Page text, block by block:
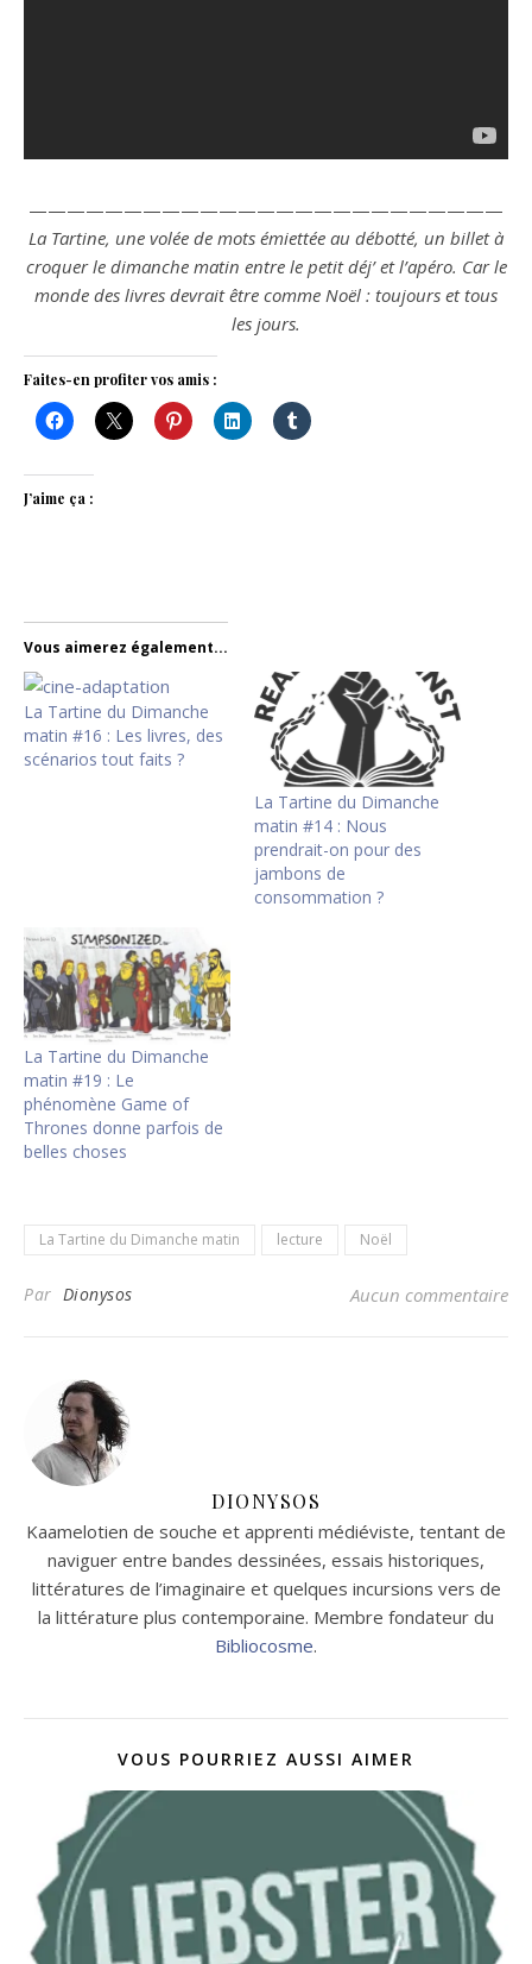
—————————————————————————
La Tartine, une volée de mots émiettée au débotté, un billet à
croquer le dimanche matin entre le petit déj’ et l’apéro. Car le
monde des livres devrait être comme Noël : toujours et tous
les jours.
Faites-en profiter vos amis :
J’aime ça :
Vous aimerez également...
La Tartine du Dimanche
matin #16 : Les livres, des
scénarios tout faits ?
La Tartine du Dimanche
matin #14 : Nous
prendrait-on pour des
jambons de
consommation ?
La Tartine du Dimanche
matin #19 : Le
phénomène Game of
Thrones donne parfois de
belles choses
La Tartine du Dimanche matin lecture Noël
Par Dionysos Aucun commentaire
DIONYSOS
Kaamelotien de souche et apprenti médiéviste, tentant de
naviguer entre bandes dessinées, essais historiques,
littératures de l’imaginaire et quelques incursions vers de
la littérature plus contemporaine. Membre fondateur du
Bibliocosme.
VOUS POURRIEZ AUSSI AIMER